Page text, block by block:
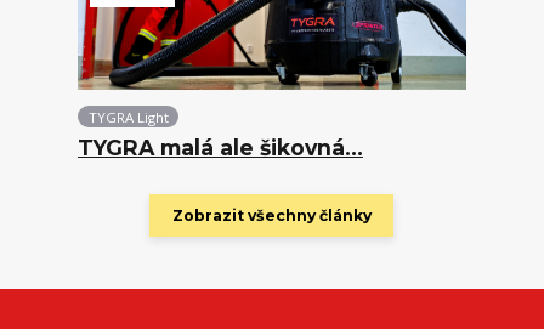
TYGRA Light
TYGRA malá ale šikovná...
Zobrazit všechny články